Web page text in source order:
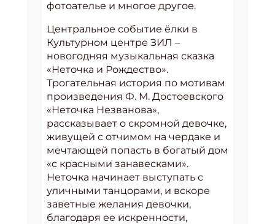
фотоателье и многое другое.
Центральное событие ёлки в
Культурном центре ЗИЛ –
новогодняя музыкальная сказка
«Неточка и Рождество».
Трогательная история по мотивам
произведения Ф. М. Достоевского
«Неточка Незванова»,
рассказывает о скромной девочке,
живущей с отчимом на чердаке и
мечтающей попасть в богатый дом
«с красными занавесками».
Неточка начинает выступать с
уличными танцорами, и вскоре
заветные желания девочки,
благодаря ее искренности,